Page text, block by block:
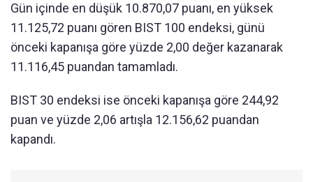
Gün içinde en düşük 10.870,07 puanı, en yüksek
11.125,72 puanı gören BIST 100 endeksi, günü
önceki kapanışa göre yüzde 2,00 değer kazanarak
11.116,45 puandan tamamladı.
BIST 30 endeksi ise önceki kapanışa göre 244,92
puan ve yüzde 2,06 artışla 12.156,62 puandan
kapandı.